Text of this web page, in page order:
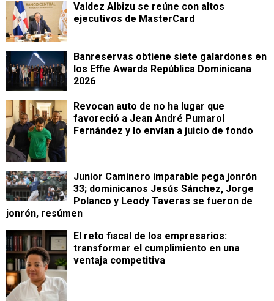
Valdez Albizu se reúne con altos
ejecutivos de MasterCard
Banreservas obtiene siete galardones en
los Effie Awards República Dominicana
2026
Revocan auto de no ha lugar que
favoreció a Jean André Pumarol
Fernández y lo envían a juicio de fondo
Junior Caminero imparable pega jonrón
33; dominicanos Jesús Sánchez, Jorge
Polanco y Leody Taveras se fueron de
jonrón, resúmen
​El reto fiscal de los empresarios:
transformar el cumplimiento en una
ventaja competitiva